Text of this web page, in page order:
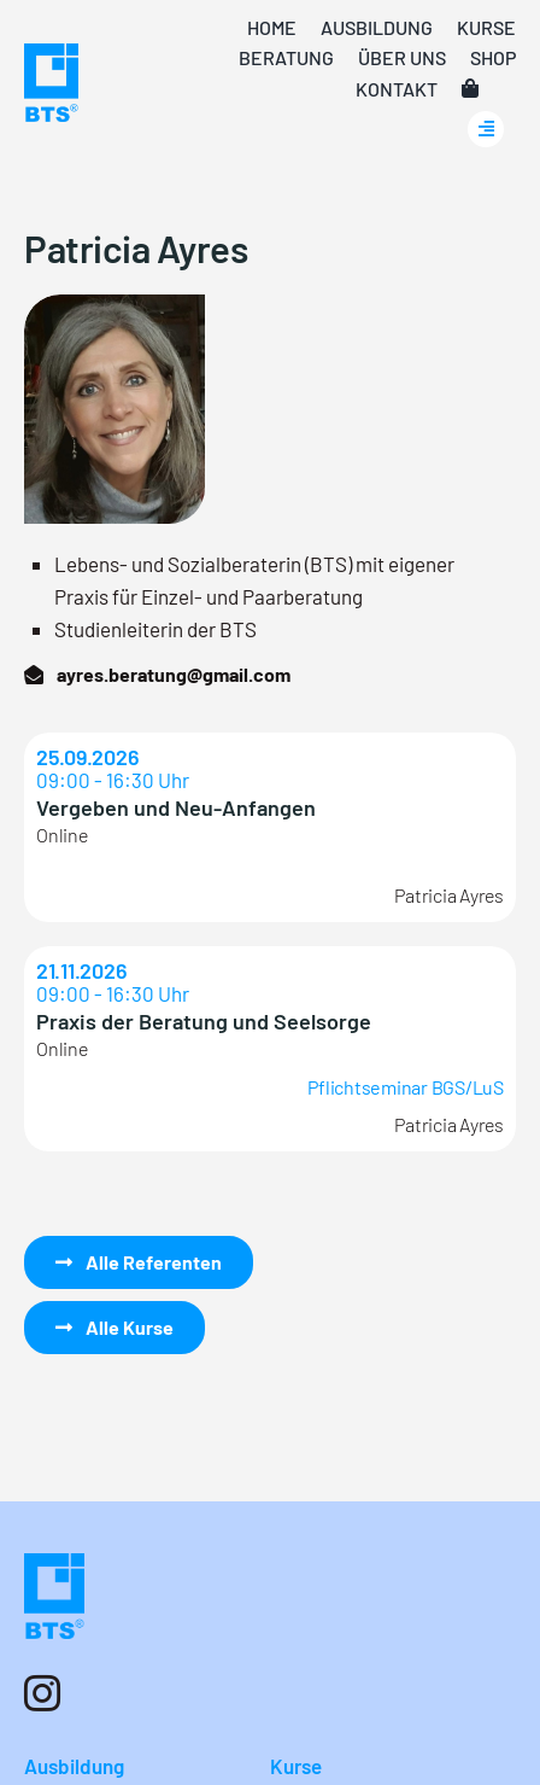
content
HOME AUSBILDUNG
KURSE
BERATUNG
ÜBER UNS
SHOP
KONTAKT
Patricia Ayres
Lebens- und Sozialberaterin (BTS) mit eigener
Praxis für Einzel- und Paarberatung
Studienleiterin der BTS
ayres.beratung@gmail.com
25.09.2026
09:00 - 16:30 Uhr
Vergeben und Neu-Anfangen
Online
Patricia Ayres
21.11.2026
09:00 - 16:30 Uhr
Praxis der Beratung und Seelsorge
Online
Pflichtseminar BGS/LuS
Patricia Ayres
Alle Referenten
Alle Kurse
Ausbildung Kurse